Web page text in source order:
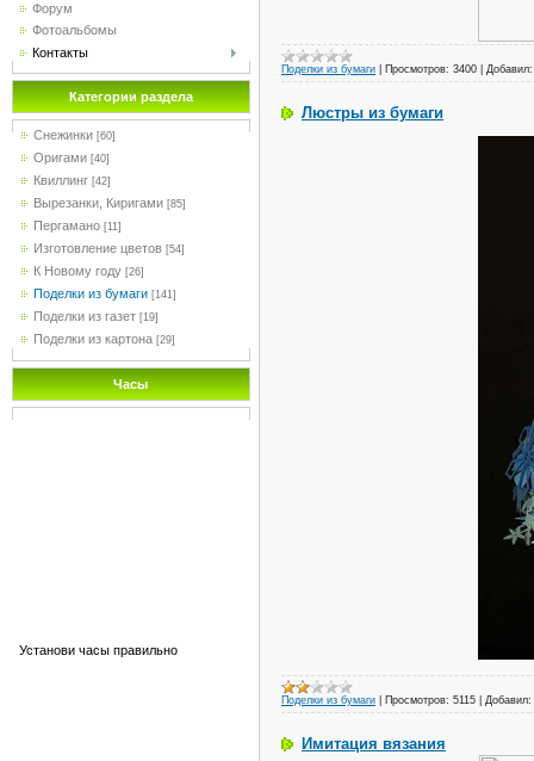
Форум
Фотоальбомы
Контакты
Категории раздела
Снежинки [60]
Оригами [40]
Квиллинг [42]
Вырезанки, Киригами [85]
Пергамано [11]
Изготовление цветов [54]
К Новому году [26]
Поделки из бумаги [141]
Поделки из газет [19]
Поделки из картона [29]
Часы
Установи часы правильно
Поделки из бумаги Просмотров: 3400 Добавил:
Люстры из бумаги
Поделки из бумаги Просмотров: 5115 Добавил:
Имитация вязания